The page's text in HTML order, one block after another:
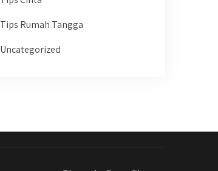
Tips Rumah Tangga
Uncategorized